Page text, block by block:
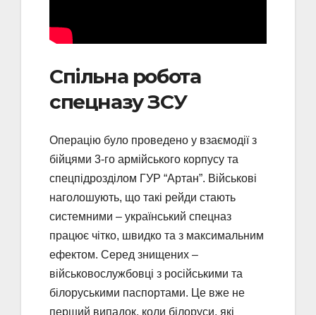
Спільна робота
спецназу ЗСУ
Операцію було проведено у взаємодії з
бійцями 3-го армійського корпусу та
спецпідрозділом ГУР “Артан”. Військові
наголошують, що такі рейди стають
системними – український спецназ
працює чітко, швидко та з максимальним
ефектом. Серед знищених –
військовослужбовці з російськими та
білоруськими паспортами. Це вже не
перший випадок, коли білоруси, які